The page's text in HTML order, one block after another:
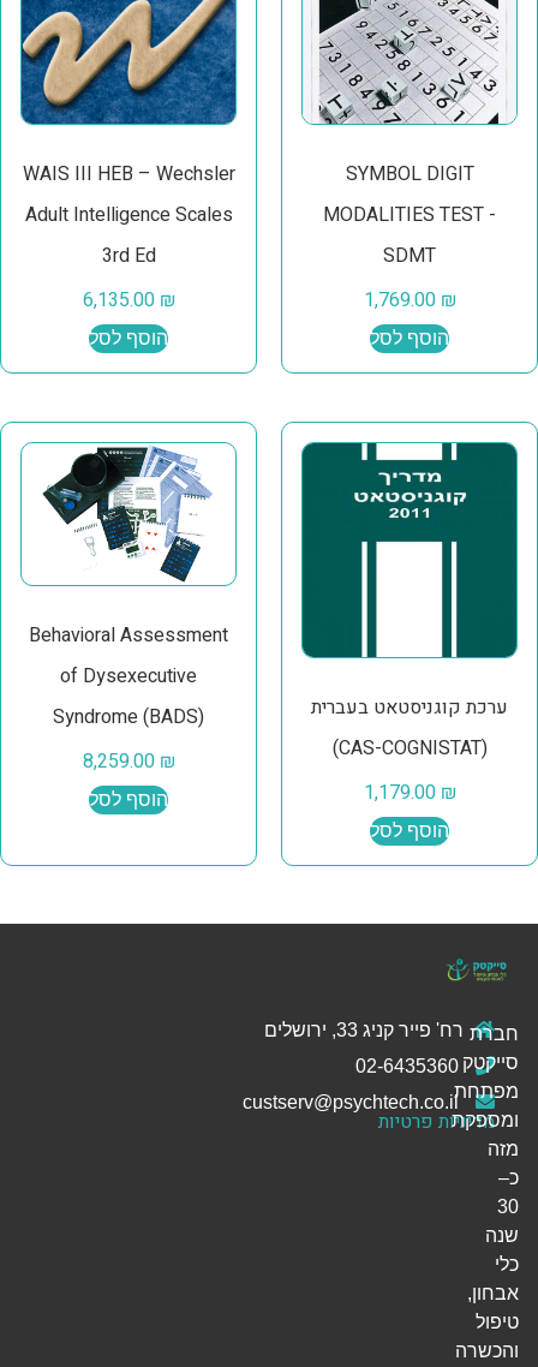
SYMBOL DIGIT
MODALITIES TEST -
SDMT
1,769.00 ₪
הוסף לסל
WAIS III HEB – Wechsler
Adult Intelligence Scales
3rd Ed
6,135.00 ₪
הוסף לסל
ערכת קוגניסטאט בעברית
(CAS-COGNISTAT)
1,179.00 ₪
הוסף לסל
Behavioral Assessment
of Dysexecutive
Syndrome (BADS)
8,259.00 ₪
הוסף לסל
רח' פייר קניג 33, ירושלים
מדיניות פרטיות
חברת
סייקטק
מפתחת
ומספקת
מזה
כ–
30
שנה
כלי
אבחון,
טיפול
והכשרה